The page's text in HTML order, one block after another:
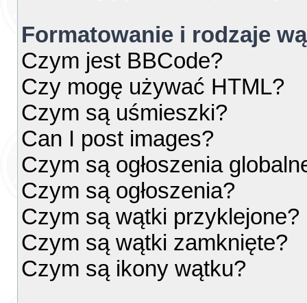
Formatowanie i rodzaje
Czym jest BBCode?
Czy mogę używać HTML?
Czym są uśmieszki?
Can I post images?
Czym są ogłoszenia
Czym są ogłoszenia?
Czym są wątki przyklejone?
Czym są wątki zamknięte?
Czym są ikony wątku?